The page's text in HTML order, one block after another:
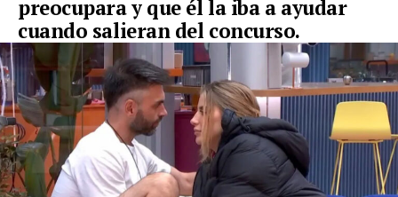
preocupara y que él la iba a ayudar
cuando salieran del concurso.